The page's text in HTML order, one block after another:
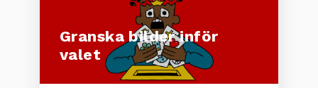
Granska bilder inför
valet